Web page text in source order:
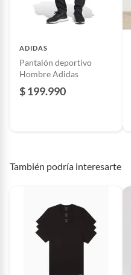
ADIDAS
Pantalón deportivo
Hombre Adidas
$ 199.990
También podría interesarte